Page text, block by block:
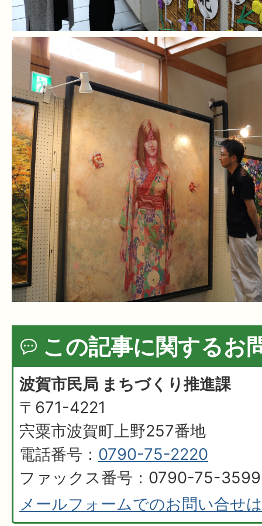
この記事に関するお
波賀市民局 まちづくり推進課
〒671-4221
宍粟市波賀町上野257番地
電話番号： 0790-75-2220
ファックス番号：0790-75-3599
メールフォームでのお問い合せ